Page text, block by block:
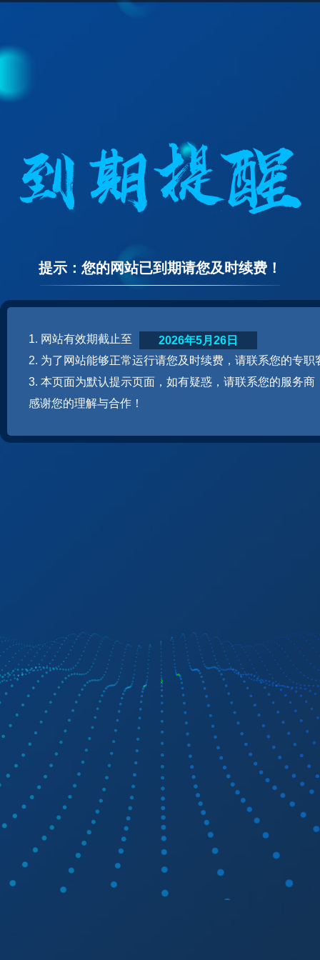
提示：您的网站已到期请您及时续费！
1. 网站有效期截止至
2. 为了网站能够正常运行请您及时续费，请联系您的专职
3. 本页面为默认提示页面，如有疑惑，请联系您的服务商
感谢您的理解与合作！
2026年5月26日